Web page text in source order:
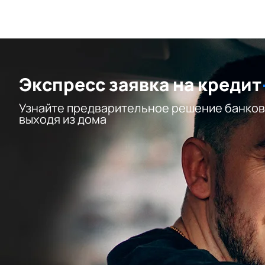
Экспресс заявка на кредит
Узнайте предварительное решение
выходя из дома